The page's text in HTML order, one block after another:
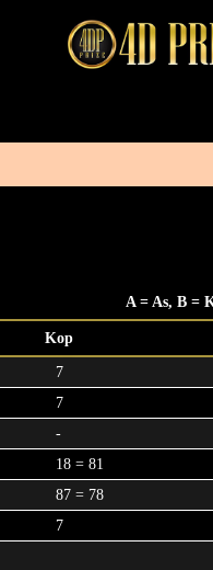
A = As, B =
Kop
7
7
-
18 = 81
87 = 78
7